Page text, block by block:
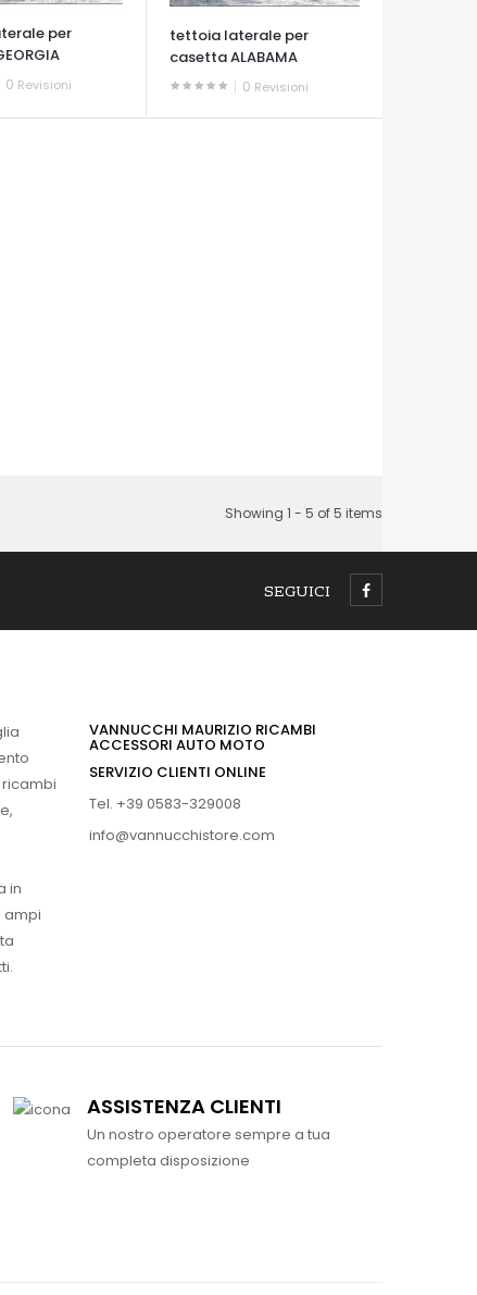
per
0 Revisioni
tettoia laterale per
casetta ALABAMA
0 Revisioni
OCCHIATA VELOCE
Showing 1 - 5 of 5 items
SEGUICI
in
ampi
VANNUCCHI MAURIZIO RICAMBI
ACCESSORI AUTO MOTO
SERVIZIO CLIENTI ONLINE
Tel. +39 0583-329008
info@vannucchistore.com
ASSISTENZA CLIENTI
Un nostro operatore sempre a tua
completa disposizione